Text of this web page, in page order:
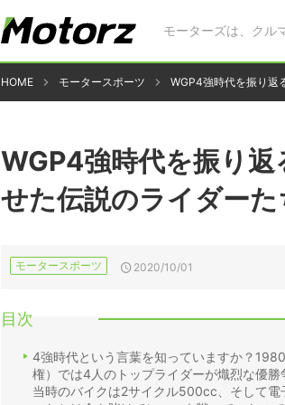
モーターズは、クル
HOME モータースポーツ WGP4強時代を振り返
WGP4強時代を振り
せた伝説のライダーた
モータースポーツ 2020/10/01
目次
4強時代という言葉を知っていますか？
権）では4人のトップライダーが熾烈な優
当時のバイクは2サイクル500cc、そして